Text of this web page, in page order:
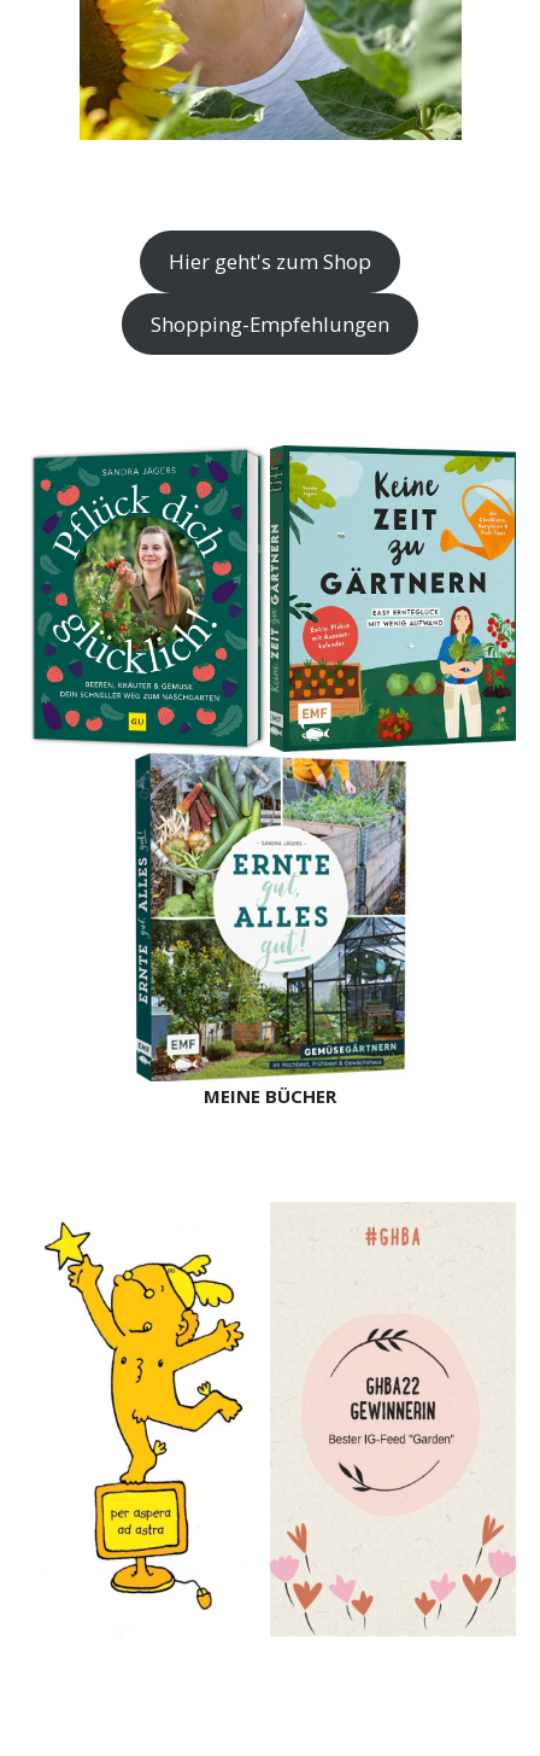
Hier geht's zum Shop
Shopping-Empfehlungen
MEINE BÜCHER